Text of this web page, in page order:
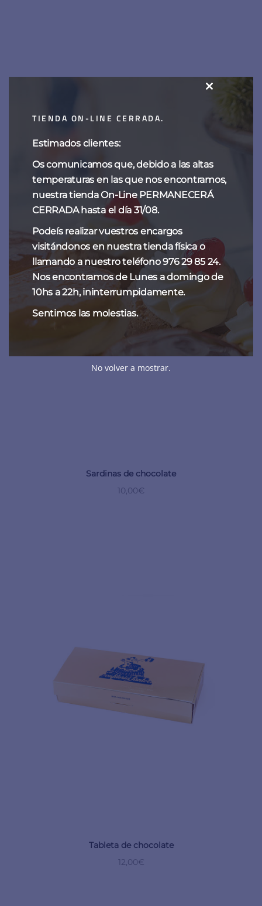
20,00€
Sardinas de chocolate
10,00€
Tableta de chocolate
12,00€
TIENDA ON-LINE CERRADA.
Estimados clientes:
Os comunicamos que, debido a las altas
temperaturas en las que nos encontramos,
nuestra tienda On-Line PERMANECERÁ
CERRADA hasta el día 31/08.
Podeís realizar vuestros encargos
visitándonos en nuestra tienda física o
llamando a nuestro teléfono 976 29 85 24.
Nos encontramos de Lunes a domingo de
10hs a 22h, ininterrumpidamente.
Sentimos las molestias.
No volver a mostrar.